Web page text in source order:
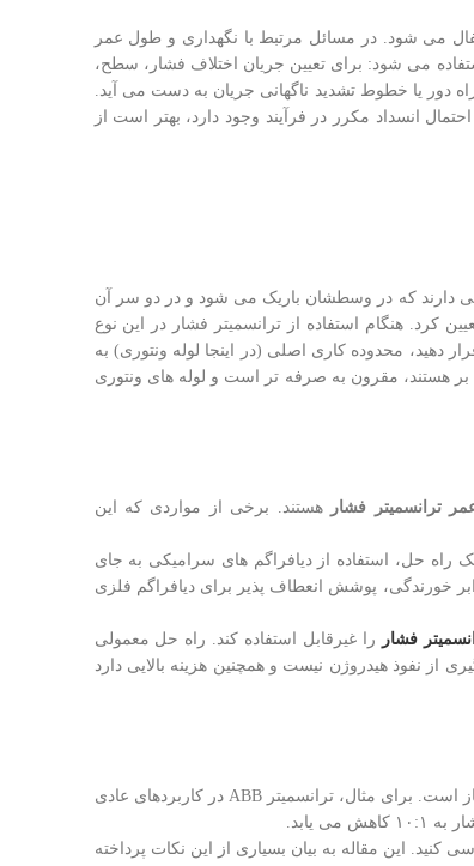
می شود. در مسائل مرتبط با نگهداری و طول عمر
می شود: برای تعیین جریان اختلاف فشار، سطح،
دور یا خطوط تشدید ناگهانی جریان به دست می آید.
انسداد مکرر در فرآیند وجود دارد، بهتر است از
شکلی دارند که در وسطشان باریک می شود و در دو سر آن
هنگام استفاده از ترانسمیتر فشار در این نوع
محدوده کاری اصلی (در اینجا لوله ونتوری) به
بر هستند، مقرون به صرفه تر است و لوله های ونتوری
ترانسمیتر فشار
هستند. برخی از مواردی که این
راه حل، استفاده از دیافراگم های سرامیکی به جای
خورندگی، پوشش انعطاف پذیر برای دیافراگم فلزی
فشار
را غیرقابل استفاده کند. راه حل معمولی
دیافراگم با فلزی متراکم مانند طلا است. با این حال، طلا ۱۰۰٪ موثر در جلوگیری از نفوذ هیدروژن نیست و همچنین هزینه بالایی دارد
یکی از مهم ترین اقدامات هنگام انتخاب ترانسمیتر فشار برای کاربردهای فرآیندی، توجه به محدوده ی turndown مورد نیاز است. برای مثال، ترانسمیتر ABB در کاربردهای عادی
این مقاله به بیان بسیاری از این نکات پرداخته